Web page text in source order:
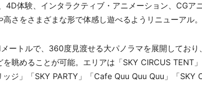
4D体験、インタラクティブ・アニメーション、CGア
さをさまざまな形で体感し遊べるようリニューアル。
ートルで、360度見渡せる大パノラマを展開しており
眺めることが可能。エリアは「SKY CIRCUS TENT
ジ」「SKY PARTY」「Cafe Quu Quu Quu」「SKY